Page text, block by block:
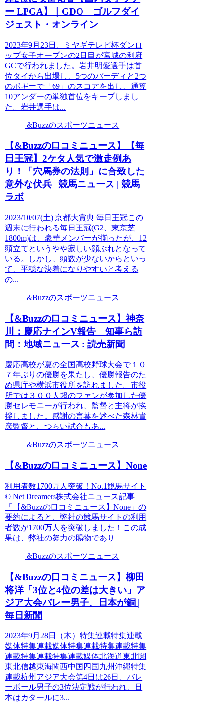
ー LPGA】｜GDO ゴルフダイ
ジェスト・オンライン
2023年9月23日、ミヤギテレビ杯ダンロ
ップ女子オープンの2日目が宮城の利府
GCで行われました。岩井明愛選手は首
位タイから出場し、5つのバーディと2つ
のボギーで「69」のスコアを出し、通算
10アンダーの単独首位をキープしまし
た。岩井選手は...
&Buzzのスポーツニュース
【&Buzzの口コミニュース】【毎
日王冠】2ケタ人気で激走例あ
り！「穴馬券の法則」に合致した
意外な伏兵 | 競馬ニュース | 競馬
ラボ
2023/10/07(土) 京都大賞典 毎日王冠この
週末に行われる毎日王冠(G2、東京芝
1800m)は、豪華メンバーが揃ったが、12
頭立てというやや寂しい顔ぶれとなって
いる。しかし、頭数が少ないからといっ
て、平穏な決着になりやすいと考える
の...
&Buzzのスポーツニュース
【&Buzzの口コミニュース】神奈
川：慶応ナインV報告 知事ら訪
問：地域ニュース : 読売新聞
慶応高校が夏の全国高校野球大会で１０
７年ぶりの優勝を果たし、優勝報告のた
め県庁や横浜市役所を訪れました。市役
所では３００人超のファンが参加した優
勝セレモニーが行われ、監督と主将が挨
拶しました。感謝の言葉を述べた森林貴
彦監督と、つらい試合もあ...
&Buzzのスポーツニュース
【&Buzzの口コミニュース】None
利用者数1700万人突破！No.1競馬サイト
© Net Dreamers株式会社ニュース記事
「【&Buzzの口コミニュース】None」の
要約によると、弊社の競馬サイトの利用
者数が1700万人を突破しました！この成
果は、弊社の努力の賜物であり...
&Buzzのスポーツニュース
【&Buzzの口コミニュース】柳田
将洋「3位と4位の差は大きい」ア
ジア大会バレー男子、日本が銅 |
毎日新聞
2023年9月28日（木）特集連載特集連載
媒体特集連載媒体特集連載特集連載特集
連載特集連載特集連載媒体北海道東北関
東北信越東海関西中国四国九州沖縄特集
連載杭州アジア大会第4日は26日、バレ
ーボール男子の3位決定戦が行われ、日
本はカタールに3...